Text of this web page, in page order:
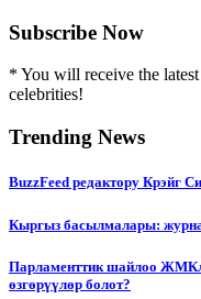
Subscribe Now
* You will receive the
celebrities!
Trending News
BuzzFeed редактору Крэйг
Кыргыз басылмалары:
Парламенттик шайлоо
өзгөрүүлөр болот?